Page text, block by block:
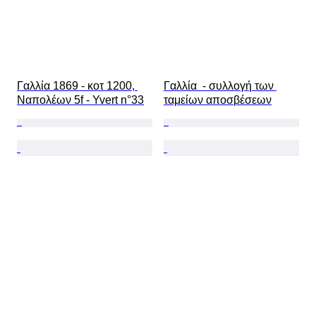
Γαλλία 1869 - κοτ 1200,
Ναπολέων 5f - Yvert n°33
Γαλλία  - συλλογή των
ταμείων αποσβέσεων